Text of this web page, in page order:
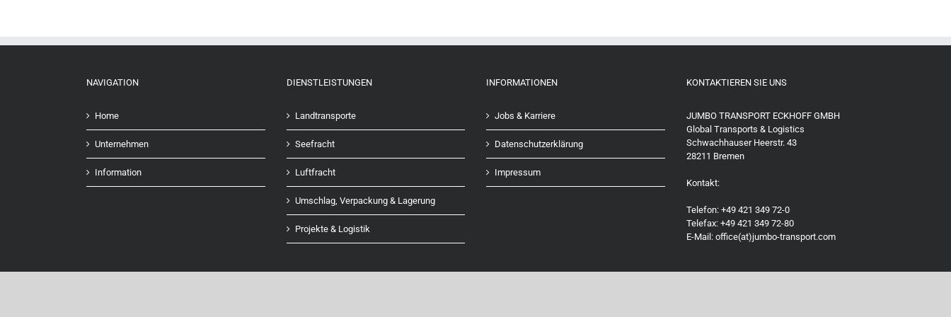
NAVIGATION
Home
Unternehmen
Information
DIENSTLEISTUNGEN
Landtransporte
Seefracht
Luftfracht
Umschlag, Verpackung & Lagerung
Projekte & Logistik
INFORMATIONEN
Jobs & Karriere
Datenschutzerklärung
Impressum
KONTAKTIEREN SIE UNS
JUMBO TRANSPORT ECKHOFF GMBH
Global Transports & Logistics
Schwachhauser Heerstr. 43
28211 Bremen
Kontakt:
Telefon: +49 421 349 72-0
Telefax: +49 421 349 72-80
E-Mail: office(at)jumbo-transport.com